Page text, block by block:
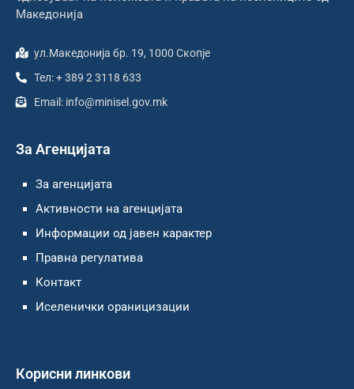
Македонија
ул.Македонија бр. 19, 1000 Скопје
Тел: + 389 2 3118 633
Email: info@minisel.gov.mk
За Агенцијата
За агенцијата
Активности на агенцијата
Информации од јавен карактер
Правна регулатива
Контакт
Иселенички ораницизации
Корисни линкови